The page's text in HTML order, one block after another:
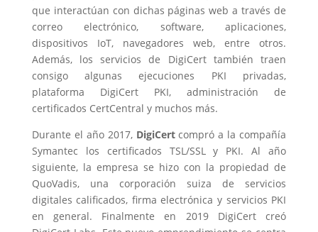
que interactúan con dichas páginas web a través de
correo electrónico, software, aplicaciones,
dispositivos IoT, navegadores web, entre otros.
Además, los servicios de DigiCert también traen
consigo algunas ejecuciones PKI privadas,
plataforma DigiCert PKI, administración de
certificados CertCentral y muchos más.
Durante el año 2017, DigiCertcompró a la compañía
Symantec los certificados TSL/SSL y PKI. Al año
siguiente, la empresa se hizo con la propiedad de
QuoVadis, una corporación suiza de servicios
digitales calificados, firma electrónica y servicios PKI
en general. Finalmente en 2019 DigiCert creó